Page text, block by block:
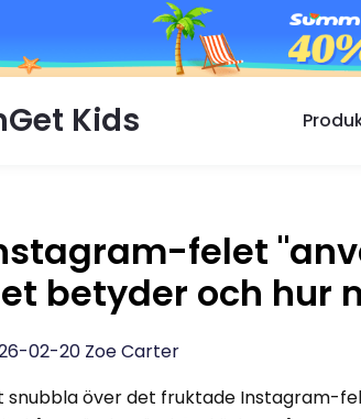
Kids
felet
betyder och hur
02-20 Zoe Carter
snubbla över det fruktade Instagram-